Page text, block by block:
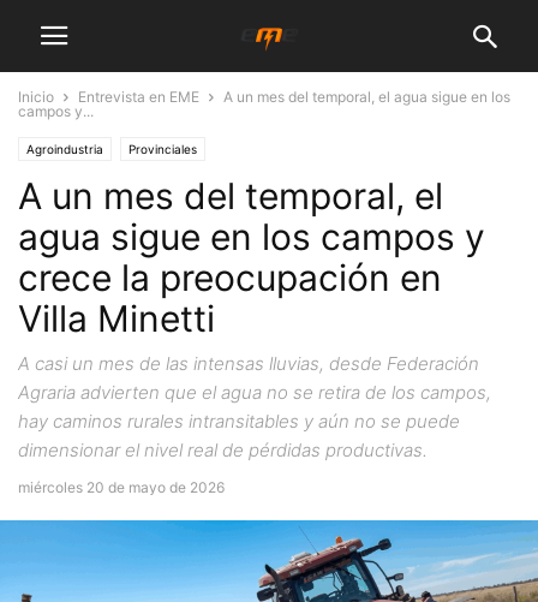
Inicio Entrevista en EME
A un mes del temporal, el agua sigue en los
campos y...
Agroindustria Provinciales
A un mes del temporal, el
agua sigue en los campos y
crece la preocupación en
Villa Minetti
A casi un mes de las intensas lluvias, desde Federación
Agraria advierten que el agua no se retira de los campos,
hay caminos rurales intransitables y aún no se puede
dimensionar el nivel real de pérdidas productivas.
miércoles 20 de mayo de 2026